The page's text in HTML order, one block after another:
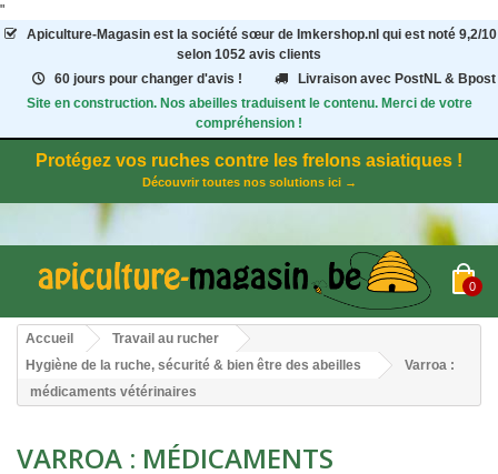
"
Apiculture-Magasinest la société sœur de Imkershop.nl qui est noté 9,2/10
selon 1052 avis clients
60 jours pour changer d'avis !
Livraison avec PostNL & Bpost
Site en construction. Nos abeilles traduisent le contenu. Merci de votre
compréhension !
Protégez vos ruches contre les frelons asiatiques !
Découvrir toutes nos solutions ici →
0
Accueil
Travail au rucher
Hygiène de la ruche, sécurité & bien être des abeilles
Varroa :
médicaments vétérinaires
VARROA : MÉDICAMENTS